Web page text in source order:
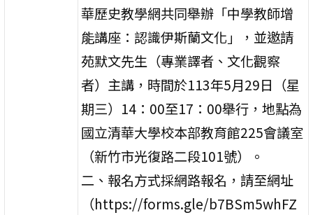
華歷史教學網共同舉辦「中學教師增
能講座：認識伊斯蘭文化」，並邀請
苑默文先生（專業譯者、文化觀察
者）主講，時間於113年5月29日（星
期三）14：00至17：00舉行，地點為
國立清華大學校本部教育館225會議室
（新竹市光復路二段101號）。
二、報名方式採網路報名，請至網址
（https://forms.gle/b7BSm5whFZ